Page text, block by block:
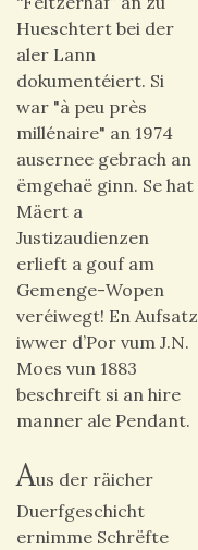
Hueschtert bei der
aler Lann
dokumentéiert. Si
war "à peu près
millénaire" an 1974
ausernee gebrach an
ëmgehaë ginn. Se hat
Mäert a
Justizaudienzen
erlieft a gouf am
Gemenge-Wopen
veréiwegt! En Aufsatz
iwwer d’Por vum J.N.
Moes vun 1883
beschreift si an hire
manner ale Pendant.
Aus der räicher
Duerfgeschicht
ernimme Schrëfte